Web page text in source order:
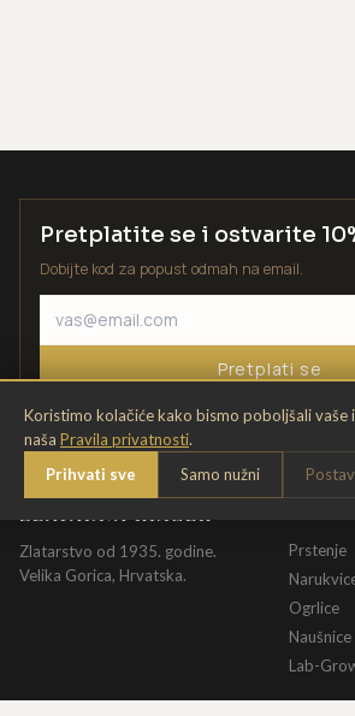
Koristimo kolačiće kako bismo poboljšali
naša Pravila privatnosti.
Prihvati sve
Samo nužni
Pretplatite se i ostvarite
Dobijte kod za popust odmah na email.
Pretplati se
Zlatarstvo od 1935. godine.
Velika Gorica, Hrvatska.
Prstenje
Ogrlice
Naušnice
Lab-